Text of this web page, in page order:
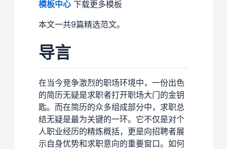
模板中心 下载更多模板
本文一共9篇精选范文。
导言
在当今竞争激烈的职场环境中，一份出色
的简历无疑是求职者打开职场大门的金钥
匙。而在简历的众多组成部分中，求职总
结无疑是最为关键的一环。它不仅是对个
人职业经历的精炼概括，更是向招聘者展
示自身优势和求职意向的重要窗口。如何